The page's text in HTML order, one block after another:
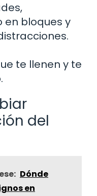
en bloques y
te llenen y te
del
Dónde
en